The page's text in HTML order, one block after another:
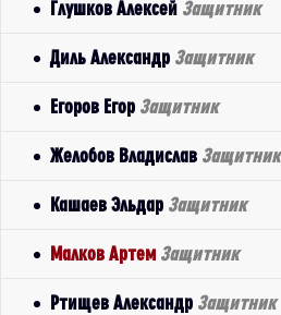
Глушков Алексей Защитник
Диль Александр Защитник
Егоров Егор Защитник
Желобов Владислав Защитник
Кашаев Эльдар Защитник
Малков Артем Защитник
Ртищев Александр Защитник